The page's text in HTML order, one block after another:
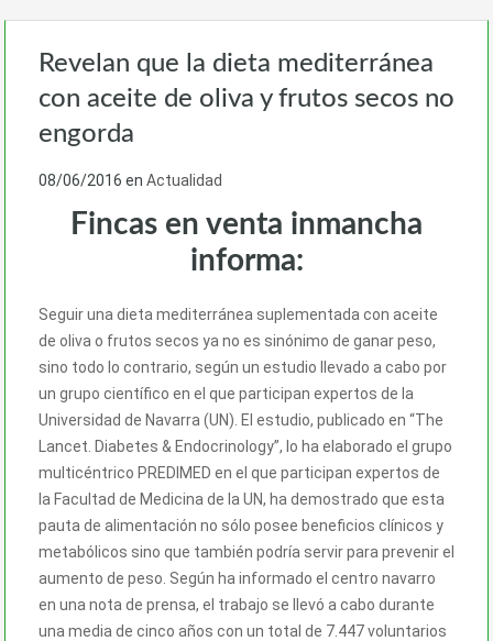
Revelan que la dieta mediterránea
con aceite de oliva y frutos secos no
engorda
08/06/2016 en Actualidad
Fincas en venta inmancha
informa:
Seguir una dieta mediterránea suplementada con aceite
de oliva o frutos secos ya no es sinónimo de ganar peso,
sino todo lo contrario, según un estudio llevado a cabo por
un grupo científico en el que participan expertos de la
Universidad de Navarra (UN). El estudio, publicado en “The
Lancet. Diabetes & Endocrinology”, lo ha elaborado el grupo
multicéntrico PREDIMED en el que participan expertos de
la Facultad de Medicina de la UN, ha demostrado que esta
pauta de alimentación no sólo posee beneficios clínicos y
metabólicos sino que también podría servir para prevenir el
aumento de peso. Según ha informado el centro navarro
en una nota de prensa, el trabajo se llevó a cabo durante
una media de cinco años con un total de 7.447 voluntarios